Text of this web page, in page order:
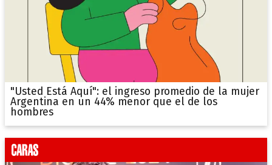
"Usted Está Aquí": el ingreso promedio de la mujer
Argentina en un 44% menor que el de los
hombres